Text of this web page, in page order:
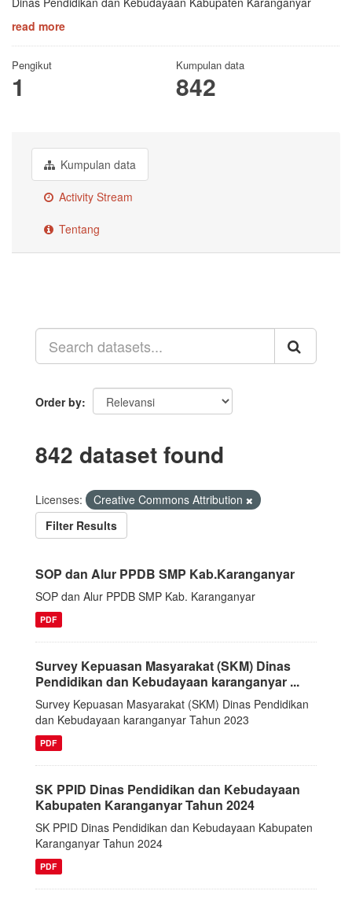
read more
Pengikut
1
Kumpulan data
842
Kumpulan data
Activity Stream
Tentang
Order by
842 dataset found
Licenses:
Creative Commons Attribution
Filter Results
SOP dan Alur PPDB SMP Kab.Karanganyar
SOP dan Alur PPDB SMP Kab. Karanganyar
PDF
Survey Kepuasan Masyarakat (SKM) Dinas
Pendidikan dan Kebudayaan karanganyar ...
Survey Kepuasan Masyarakat (SKM) Dinas Pendidikan
dan Kebudayaan karanganyar Tahun 2023
PDF
SK PPID Dinas Pendidikan dan Kebudayaan
Kabupaten Karanganyar Tahun 2024
SK PPID Dinas Pendidikan dan Kebudayaan Kabupaten
Karanganyar Tahun 2024
PDF